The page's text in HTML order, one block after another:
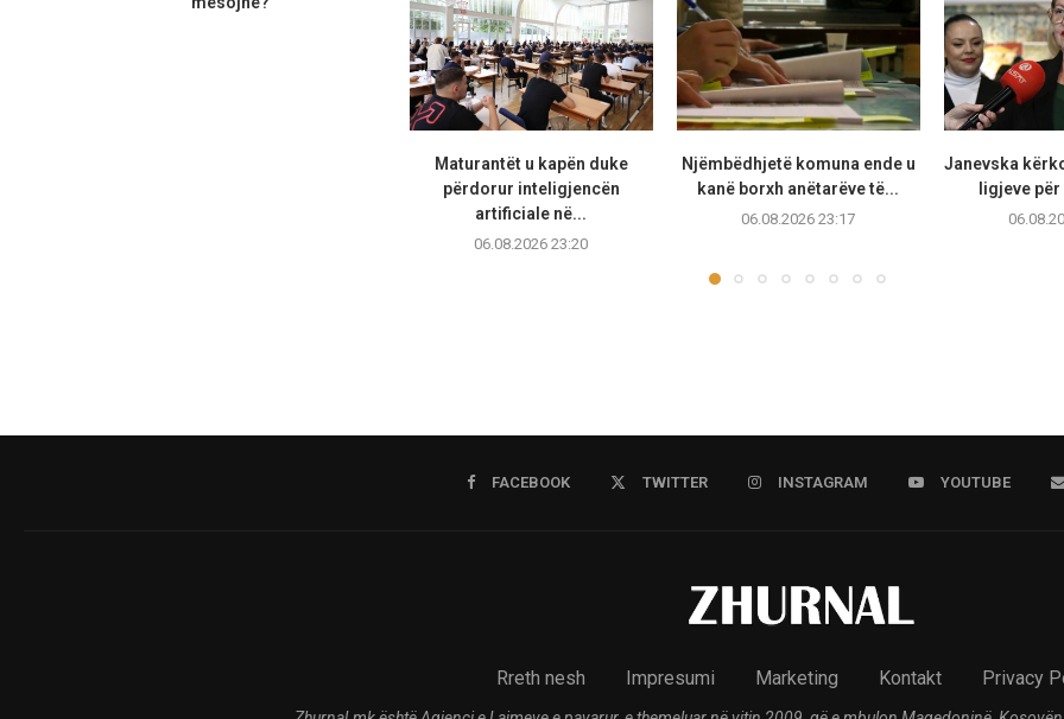
Maturantët u kapën duke
përdorur inteligjencën
artificiale në...
06.08.2026 23:20
Njëmbëdhjetë komuna ende u
kanë borxh anëtarëve të...
06.08.2026 23:17
Janevska
ligjeve
FACEBOOK TWITTER INSTAGRAM YOUTUBE
Rreth nesh Impresumi Marketing Kontakt Privacy